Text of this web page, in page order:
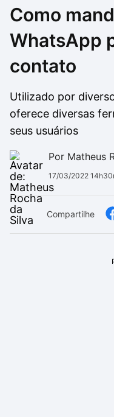
Como
WhatsApp
contato
Utilizado por
oferece diversas
seus usuários
Por Matheus
17/03/2022
Compartilhe